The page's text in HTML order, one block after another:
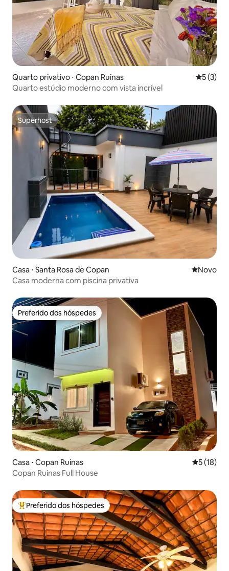
Quarto privativo ⋅ Copan Ruinas 5 de
5 (3)
Quarto estúdio moderno com vista incrível
Superhost
Superhost
Casa ⋅ Santa Rosa de Copan Novo
Novo
Casa moderna com piscina privativa
Preferido dos hóspedes
Preferido dos hóspedes
Casa ⋅ Copan Ruinas 5 de uma
5 (18)
Copan Ruinas Full House
Entre os melhores preferidos dos hóspedes
Preferido dos hóspedes